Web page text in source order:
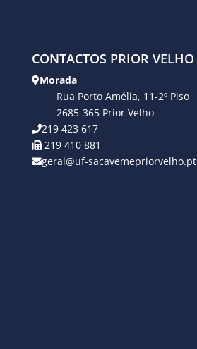
CONTACTOS PRIOR VELHO
Morada
Rua Porto Amélia, 11-2º Piso
2685-365 Prior Velho
219 423 617
219 410 881
geral@uf-sacavemepriorvelho.pt